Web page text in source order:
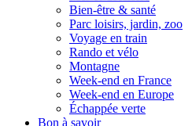
Bien-être & santé
Parc loisirs, jardin, zoo
Voyage en train
Rando et vélo
Montagne
Week-end en France
Week-end en Europe
Échappée verte
Bon à savoir